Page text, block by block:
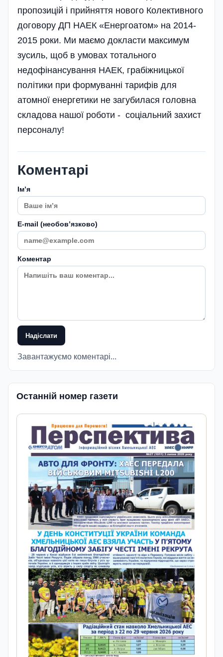
пропозицій і прийняття нового Колективного
договору ДП НАЕК «Енергоатом» на 2014-
2015 роки. Ми маємо докласти максимум
зусиль, щоб в умовах тотального
недофінансування НАЕК, грабіжницької
політики при формуванні тарифів для
атомної енергетики не загубилася головна
складова нашої роботи - соціальний захист
персоналу!
Коментарі
Імʼя
E-mail (необовʼязково)
Коментар
Надіслати
Завантажуємо коментарі...
Останній номер газети